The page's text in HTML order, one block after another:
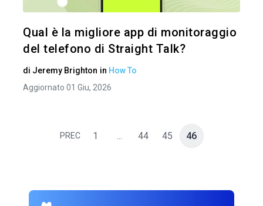
Qual è la migliore app di monitoraggio
del telefono di Straight Talk?
di Jeremy Brighton in How To
Aggiornato 01 Giu, 2026
PREC 1 ... 44 45 46